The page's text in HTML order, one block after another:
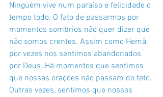
Ninguém vive num paraíso e felicidade o
tempo todo. O fato de passarmos por
momentos sombrios não quer dizer que
não somos crentes. Assim como Hemã,
por vezes nos sentimos abandonados
por Deus. Há momentos que sentimos
que nossas orações não passam do teto.
Outras vezes, sentimos que nossos